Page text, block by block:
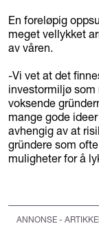
En foreløpig
meget vellykket
av våren.
-Vi vet at det
investormiljø som
voksende
mange gode
avhengig av at
gründere som
muligheter for å
ANNONSE -